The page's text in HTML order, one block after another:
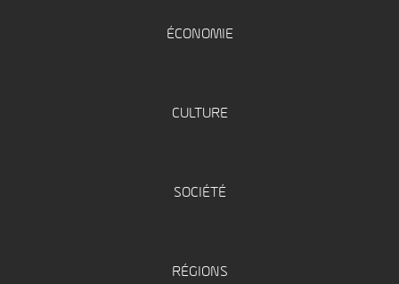
ÉCONOMIE
CULTURE
SOCIÉTÉ
RÉGIONS